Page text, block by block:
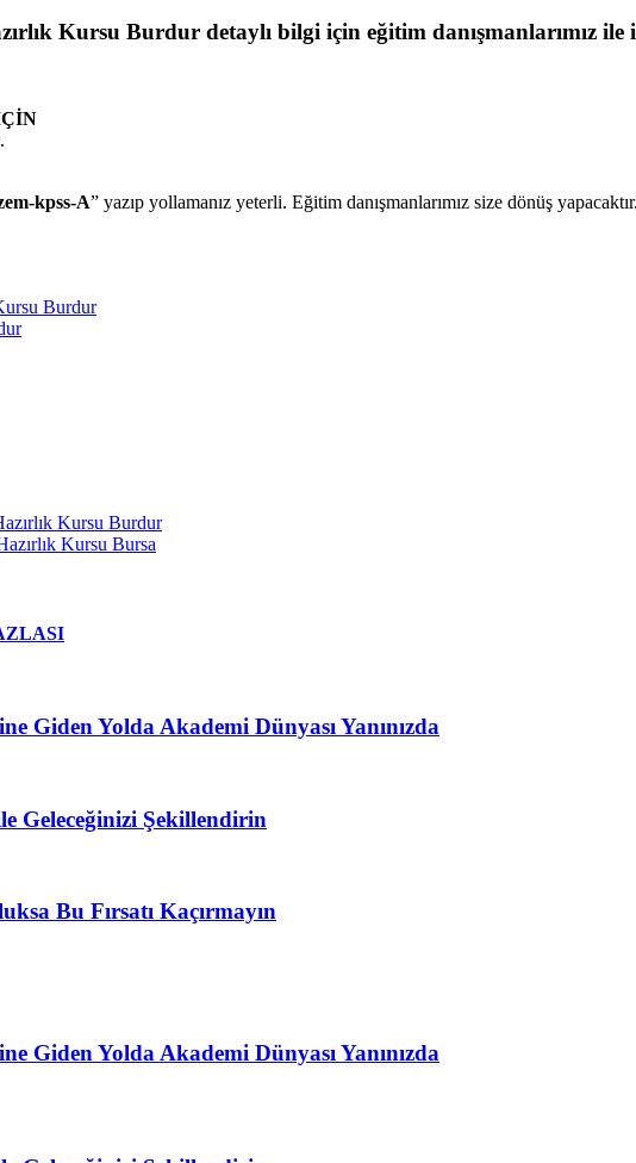
Kursu Burdur detaylı bilgi için eğitim danışmanlarımız ile
kpss-A” yazıp yollamanız yeterli. Eğitim danışmanlarımız size dönüş yapacaktır.
Burdur
Kursu Burdur
Kursu Bursa
Giden Yolda Akademi Dünyası Yanınızda
Geleceğinizi Şekillendirin
Bu Fırsatı Kaçırmayın
Giden Yolda Akademi Dünyası Yanınızda